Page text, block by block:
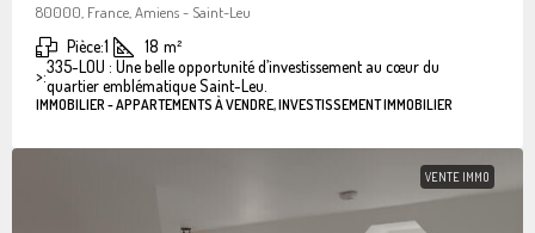
80000, France, Amiens - Saint-Leu
Pièce:1 18 m²
>:335-LOU : Une belle opportunité d’investissement au cœur du
quartier emblématique Saint-Leu.
IMMOBILIER - APPARTEMENTS À VENDRE, INVESTISSEMENT IMMOBILIER
VENTE IMMO